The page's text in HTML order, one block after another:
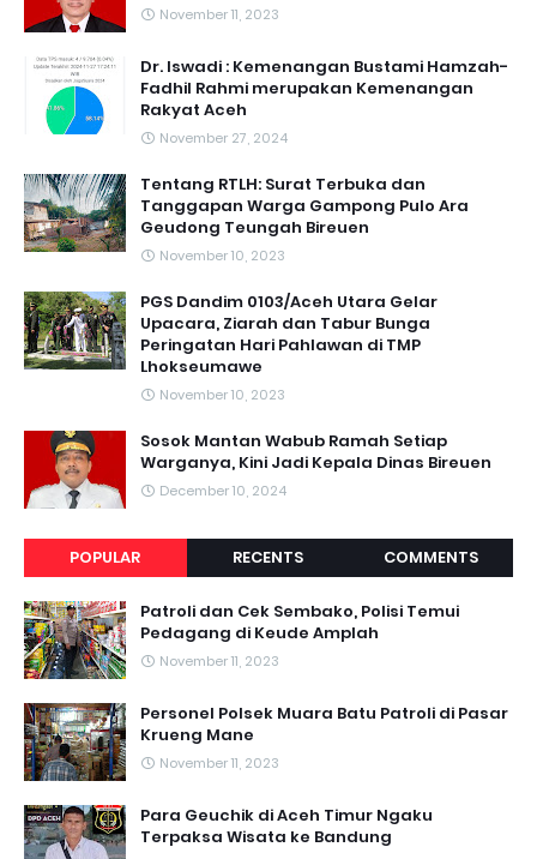
November 11, 2023
Dr. Iswadi : Kemenangan Bustami Hamzah-
Fadhil Rahmi merupakan Kemenangan
Rakyat Aceh
November 27, 2024
Tentang RTLH: Surat Terbuka dan
Tanggapan Warga Gampong Pulo Ara
Geudong Teungah Bireuen
November 10, 2023
PGS Dandim 0103/Aceh Utara Gelar
Upacara, Ziarah dan Tabur Bunga
Peringatan Hari Pahlawan di TMP
Lhokseumawe
November 10, 2023
Sosok Mantan Wabub Ramah Setiap
Warganya, Kini Jadi Kepala Dinas Bireuen
December 10, 2024
POPULAR RECENTS COMMENTS
Patroli dan Cek Sembako, Polisi Temui
Pedagang di Keude Amplah
November 11, 2023
Personel Polsek Muara Batu Patroli di Pasar
Krueng Mane
November 11, 2023
Para Geuchik di Aceh Timur Ngaku
Terpaksa Wisata ke Bandung